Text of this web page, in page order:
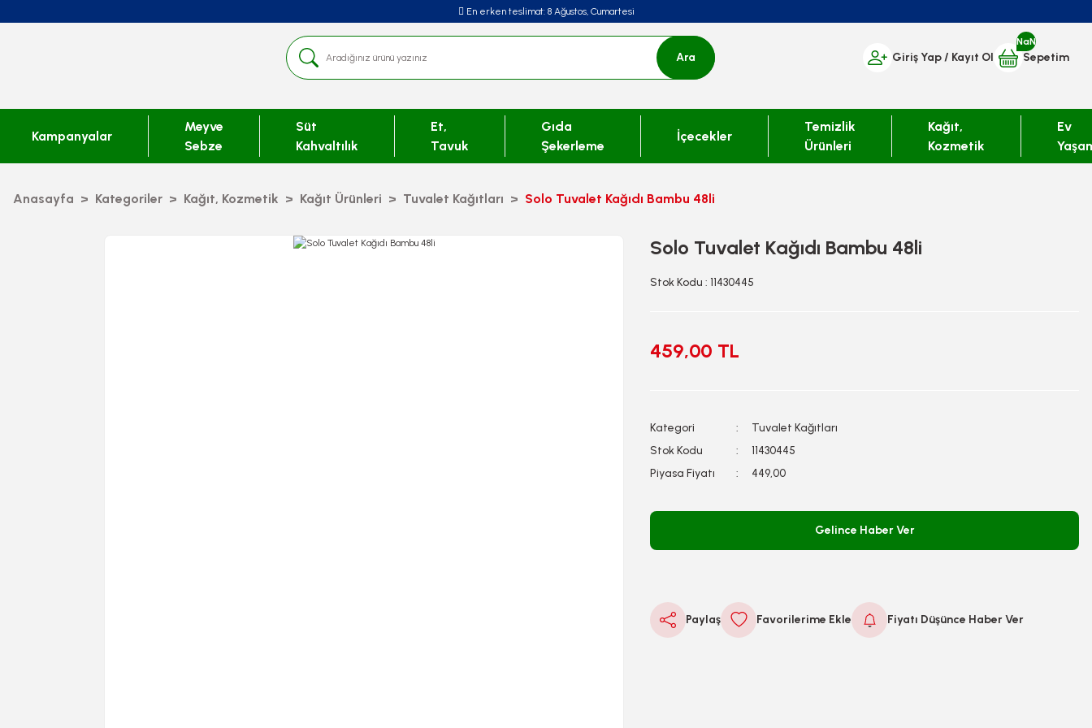
En erken teslimat: 8 Ağustos, Cumartesi
Ara Giriş Yap/ Kayıt Ol
NaN
Sepetim
Kampanyalar
Meyve
Sebze
Süt
Kahvaltılık
Et,
Tavuk
Gıda
Şekerleme
İçecekler
Temizlik
Ürünleri
Kağıt,
Kozmetik
Ev
Anasayfa Kategoriler Kağıt, Kozmetik Kağıt Ürünleri Tuvalet Kağıtları Solo Tuvalet Kağıdı Bambu 48li
Solo Tuvalet Kağıdı Bambu 48li
Stok Kodu : 11430445
459,00 TL
Kategori
Tuvalet Kağıtları
Stok Kodu
11430445
Piyasa Fiyatı
449,00
Gelince Haber Ver
Paylaş Fiyatı Düşünce Haber Ver